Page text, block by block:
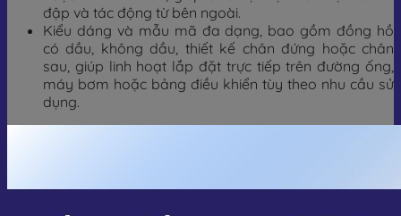
đập và tác động từ bên ngoài.
Kiểu dáng và mẫu mã đa dạng, bao gồm đồng hồ
có dầu, không dầu, thiết kế chân đứng hoặc chân
sau, giúp linh hoạt lắp đặt trực tiếp trên đường ống,
máy bơm hoặc bảng điều khiển tùy theo nhu cầu sử
dụng.